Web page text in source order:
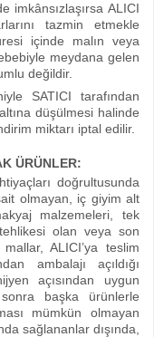
imkânsızlaşırsa ALICI
tazmin etmekle
içinde malın veya
meydana gelen
değildir.
SATICI tarafından
düşülmesi halinde
miktarı iptal edilir.
ÜRÜNLER:
doğrultusunda
olmayan, iç giyim alt
malzemeleri, tek
olan veya son
ALICI’ya teslim
ambalajı açıldığı
açısından uygun
başka ürünlerle
mümkün olmayan
sağlananlar dışında,